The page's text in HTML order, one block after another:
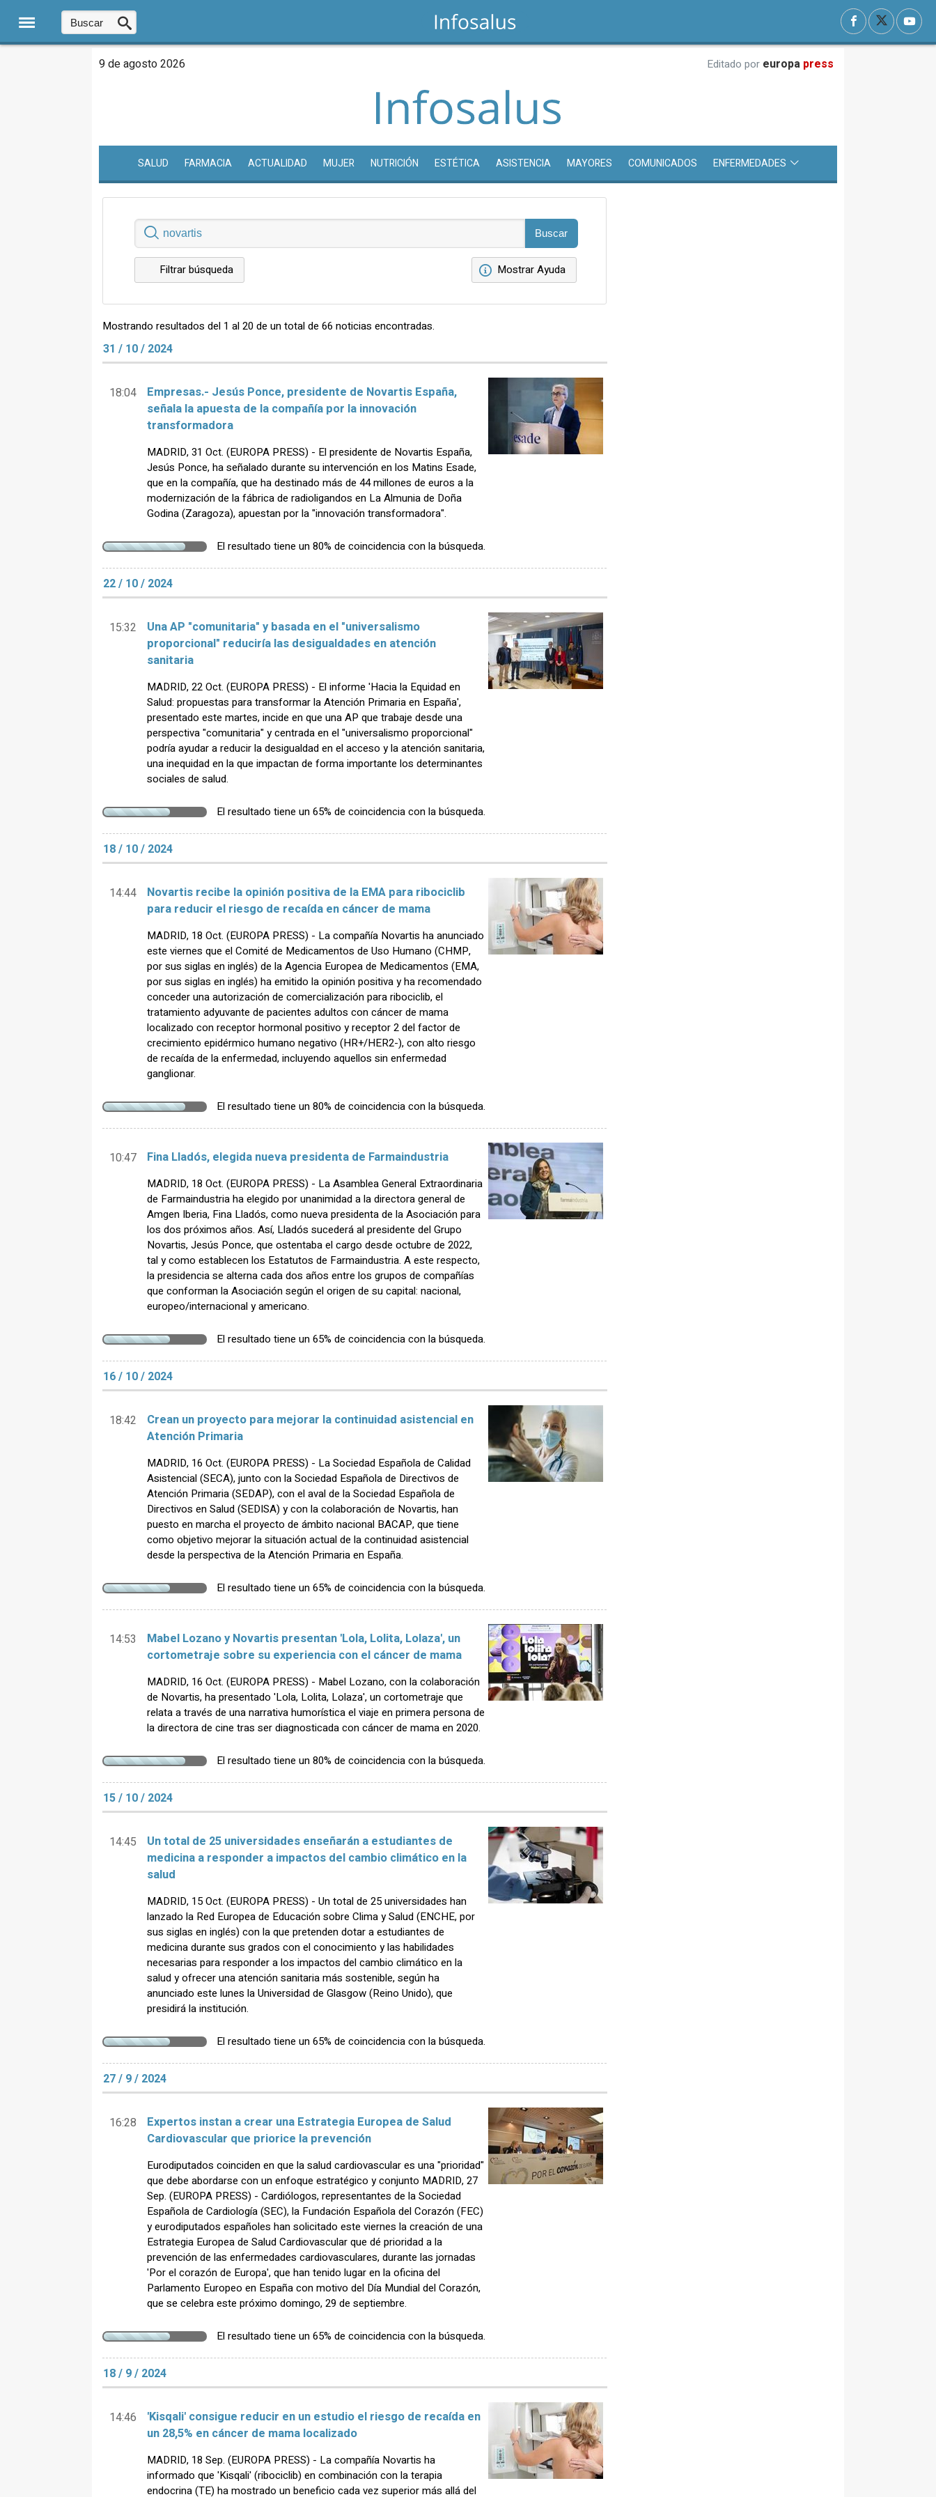
9 de agosto 2026 Editado por europa press
SALUD FARMACIA ACTUALIDAD MUJER NUTRICIÓN ESTÉTICA ASISTENCIA MAYORES COMUNICADOS ENFERMEDADES
Filtrar búsqueda Mostrar Ayuda
Mostrando resultados del 1 al 20 de un total de 66 noticias encontradas.
31 / 10 / 2024
18:04
Empresas.- Jesús Ponce, presidente de Novartis España,
señala la apuesta de la compañía por la innovación
transformadora
MADRID, 31 Oct. (EUROPA PRESS) - El presidente de Novartis España,
Jesús Ponce, ha señalado durante su intervención en los Matins Esade,
que en la compañía, que ha destinado más de 44 millones de euros a la
modernización de la fábrica de radioligandos en La Almunia de Doña
Godina (Zaragoza), apuestan por la "innovación transformadora".
El resultado tiene un 80% de coincidencia con la búsqueda.
22 / 10 / 2024
15:32
Una AP "comunitaria" y basada en el "universalismo
proporcional" reduciría las desigualdades en atención
sanitaria
MADRID, 22 Oct. (EUROPA PRESS) - El informe 'Hacia la Equidad en
Salud: propuestas para transformar la Atención Primaria en España',
presentado este martes, incide en que una AP que trabaje desde una
perspectiva "comunitaria" y centrada en el "universalismo proporcional"
podría ayudar a reducir la desigualdad en el acceso y la atención sanitaria,
una inequidad en la que impactan de forma importante los determinantes
sociales de salud.
El resultado tiene un 65% de coincidencia con la búsqueda.
18 / 10 / 2024
14:44
Novartis recibe la opinión positiva de la EMA para ribociclib
para reducir el riesgo de recaída en cáncer de mama
MADRID, 18 Oct. (EUROPA PRESS) - La compañía Novartis ha anunciado
este viernes que el Comité de Medicamentos de Uso Humano (CHMP,
por sus siglas en inglés) de la Agencia Europea de Medicamentos (EMA,
por sus siglas en inglés) ha emitido la opinión positiva y ha recomendado
conceder una autorización de comercialización para ribociclib, el
tratamiento adyuvante de pacientes adultos con cáncer de mama
localizado con receptor hormonal positivo y receptor 2 del factor de
crecimiento epidérmico humano negativo (HR+/HER2-), con alto riesgo
de recaída de la enfermedad, incluyendo aquellos sin enfermedad
ganglionar.
El resultado tiene un 80% de coincidencia con la búsqueda.
10:47 Fina Lladós, elegida nueva presidenta de Farmaindustria
MADRID, 18 Oct. (EUROPA PRESS) - La Asamblea General Extraordinaria
de Farmaindustria ha elegido por unanimidad a la directora general de
Amgen Iberia, Fina Lladós, como nueva presidenta de la Asociación para
los dos próximos años. Así, Lladós sucederá al presidente del Grupo
Novartis, Jesús Ponce, que ostentaba el cargo desde octubre de 2022,
tal y como establecen los Estatutos de Farmaindustria. A este respecto,
la presidencia se alterna cada dos años entre los grupos de compañías
que conforman la Asociación según el origen de su capital: nacional,
europeo/internacional y americano.
El resultado tiene un 65% de coincidencia con la búsqueda.
16 / 10 / 2024
18:42
Crean un proyecto para mejorar la continuidad asistencial en
Atención Primaria
MADRID, 16 Oct. (EUROPA PRESS) - La Sociedad Española de Calidad
Asistencial (SECA), junto con la Sociedad Española de Directivos de
Atención Primaria (SEDAP), con el aval de la Sociedad Española de
Directivos en Salud (SEDISA) y con la colaboración de Novartis, han
puesto en marcha el proyecto de ámbito nacional BACAP, que tiene
como objetivo mejorar la situación actual de la continuidad asistencial
desde la perspectiva de la Atención Primaria en España.
El resultado tiene un 65% de coincidencia con la búsqueda.
14:53
Mabel Lozano y Novartis presentan 'Lola, Lolita, Lolaza', un
cortometraje sobre su experiencia con el cáncer de mama
MADRID, 16 Oct. (EUROPA PRESS) - Mabel Lozano, con la colaboración
de Novartis, ha presentado 'Lola, Lolita, Lolaza', un cortometraje que
relata a través de una narrativa humorística el viaje en primera persona de
la directora de cine tras ser diagnosticada con cáncer de mama en 2020.
El resultado tiene un 80% de coincidencia con la búsqueda.
15 / 10 / 2024
14:45
Un total de 25 universidades enseñarán a estudiantes de
medicina a responder a impactos del cambio climático en la
salud
MADRID, 15 Oct. (EUROPA PRESS) - Un total de 25 universidades han
lanzado la Red Europea de Educación sobre Clima y Salud (ENCHE, por
sus siglas en inglés) con la que pretenden dotar a estudiantes de
medicina durante sus grados con el conocimiento y las habilidades
necesarias para responder a los impactos del cambio climático en la
salud y ofrecer una atención sanitaria más sostenible, según ha
anunciado este lunes la Universidad de Glasgow (Reino Unido), que
presidirá la institución.
El resultado tiene un 65% de coincidencia con la búsqueda.
27 / 9 / 2024
16:28
Expertos instan a crear una Estrategia Europea de Salud
Cardiovascular que priorice la prevención
Eurodiputados coinciden en que la salud cardiovascular es una "prioridad"
que debe abordarse con un enfoque estratégico y conjunto MADRID, 27
Sep. (EUROPA PRESS) - Cardiólogos, representantes de la Sociedad
Española de Cardiología (SEC), la Fundación Española del Corazón (FEC)
y eurodiputados españoles han solicitado este viernes la creación de una
Estrategia Europea de Salud Cardiovascular que dé prioridad a la
prevención de las enfermedades cardiovasculares, durante las jornadas
'Por el corazón de Europa', que han tenido lugar en la oficina del
Parlamento Europeo en España con motivo del Día Mundial del Corazón,
que se celebra este próximo domingo, 29 de septiembre.
El resultado tiene un 65% de coincidencia con la búsqueda.
18 / 9 / 2024
14:46
'Kisqali' consigue reducir en un estudio el riesgo de recaída en
un 28,5% en cáncer de mama localizado
MADRID, 18 Sep. (EUROPA PRESS) - La compañía Novartis ha
informado que 'Kisqali' (ribociclib) en combinación con la terapia
endocrina (TE) ha mostrado un beneficio cada vez superior más allá del